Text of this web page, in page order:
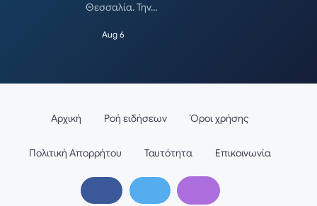
Θεσσαλία. Την…
Aug 6
Αρχική Ροή ειδήσεων Όροι χρήσης
Πολιτική Απορρήτου Ταυτότητα Επικοινωνία